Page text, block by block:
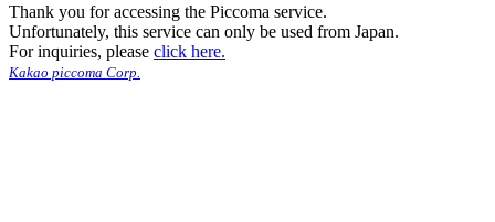
Thank you for accessing the Piccoma service.
Unfortunately, this service can only be used from Japan.
For inquiries, please click here.
Kakao piccoma Corp.